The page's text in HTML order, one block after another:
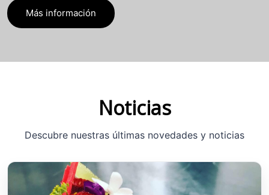
Más información
Noticias
Descubre nuestras últimas novedades y noticias